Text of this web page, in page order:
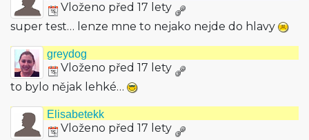
Vloženo před 17 lety
super test… lenze mne to nejako nejde do hlavy
greydog
Vloženo před 17 lety
to bylo nějak lehké…
Elisabetekk
Vloženo před 17 lety